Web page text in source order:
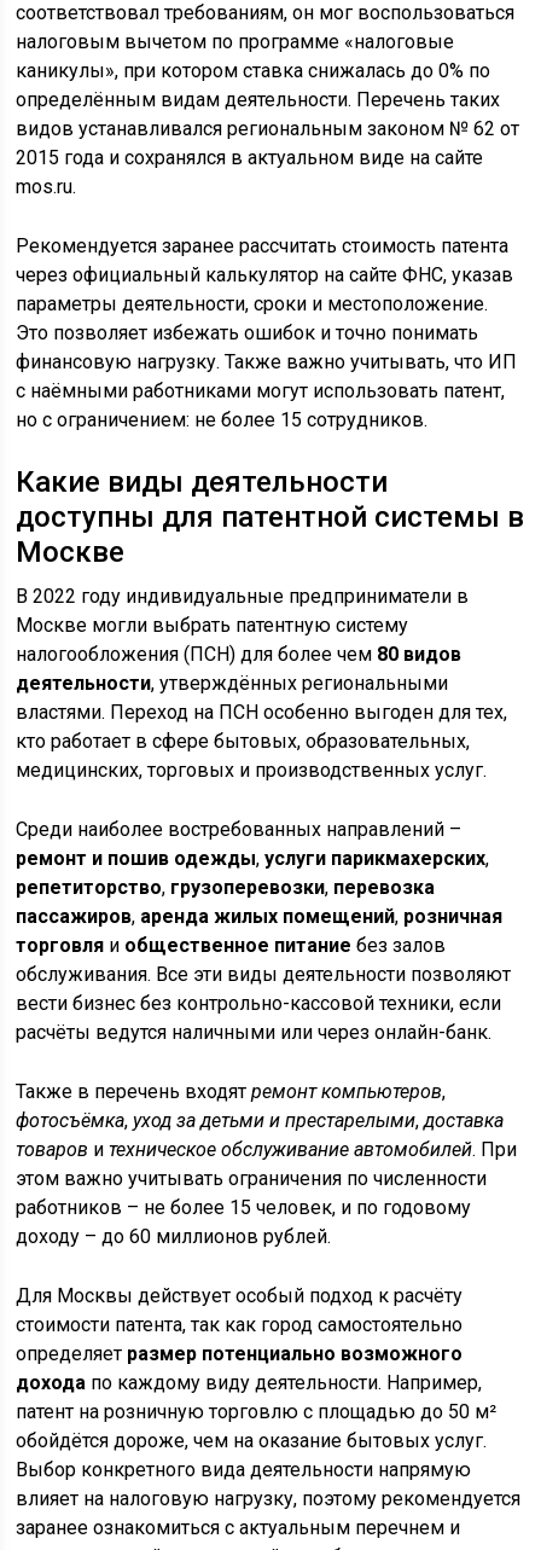
соответствовал требованиям, он мог воспользоваться
налоговым вычетом по программе «налоговые
каникулы», при котором ставка снижалась до 0% по
определённым видам деятельности. Перечень таких
видов устанавливался региональным законом № 62 от
2015 года и сохранялся в актуальном виде на сайте
mos.ru.
Рекомендуется заранее рассчитать стоимость патента
через официальный калькулятор на сайте ФНС, указав
параметры деятельности, сроки и местоположение.
Это позволяет избежать ошибок и точно понимать
финансовую нагрузку. Также важно учитывать, что ИП
с наёмными работниками могут использовать патент,
но с ограничением: не более 15 сотрудников.
Какие виды деятельности
доступны для патентной системы в
Москве
В 2022 году индивидуальные предприниматели в
Москве могли выбрать патентную систему
налогообложения (ПСН) для более чем 80 видов
деятельности, утверждённых региональными
властями. Переход на ПСН особенно выгоден для тех,
кто работает в сфере бытовых, образовательных,
медицинских, торговых и производственных услуг.
Среди наиболее востребованных направлений –
ремонт и пошив одежды,услуги парикмахерских,
репетиторство, грузоперевозки, перевозка
пассажиров, аренда жилых помещений, розничная
торговля и общественное питание без залов
обслуживания. Все эти виды деятельности позволяют
вести бизнес без контрольно-кассовой техники, если
расчёты ведутся наличными или через онлайн-банк.
Также в перечень входятремонт компьютеров,
фотосъёмка, уход за детьми и престарелыми,доставка
товаров итехническое обслуживание автомобилей. При
этом важно учитывать ограничения по численности
работников – не более 15 человек, и по годовому
доходу – до 60 миллионов рублей.
Для Москвы действует особый подход к расчёту
стоимости патента, так как город самостоятельно
определяет размер потенциально возможного
дохода по каждому виду деятельности. Например,
патент на розничную торговлю с площадью до 50 м²
обойдётся дороже, чем на оказание бытовых услуг.
Выбор конкретного вида деятельности напрямую
влияет на налоговую нагрузку, поэтому рекомендуется
заранее ознакомиться с актуальным перечнем и